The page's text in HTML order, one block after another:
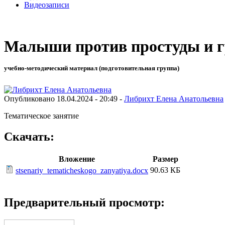
Видеозаписи
Малыши против простуды и
учебно-методический материал (подготовительная группа)
Опубликовано 18.04.2024 - 20:49 - Либрихт Елена Анатольевна
Тематическое занятие
Скачать:
Вложение
Размер
stsenariy_tematicheskogo_zanyatiya.docx 90.63 КБ
Предварительный просмотр: